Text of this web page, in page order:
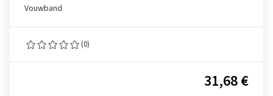
Vouwband
(0)
31,68 €